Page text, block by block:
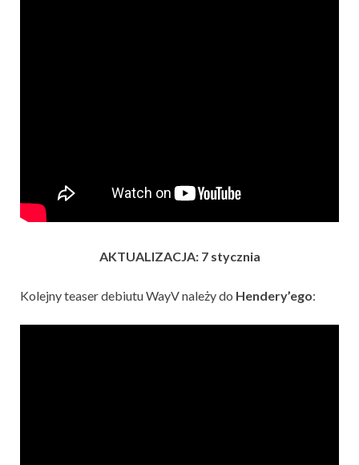
AKTUALIZACJA: 7 stycznia
Kolejny teaser debiutu WayV należy do Hendery’ego: